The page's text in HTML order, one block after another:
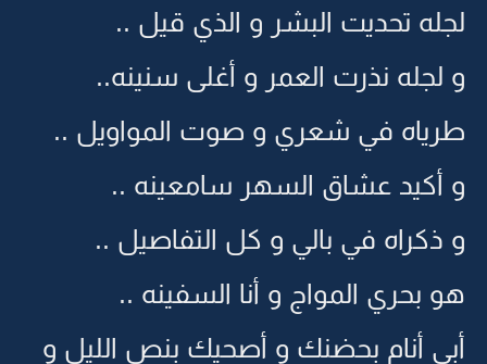
لجله تحديت البشر و الذي قيل ..
و لجله نذرت العمر و أغلى سنينه..
طرياه في شعري و صوت المواويل ..
و أكيد عشاق السهر سامعينه ..
و ذكراه في بالي و كل التفاصيل ..
هو بحري المواج و أنا السفينه ..
أبي أنام بحضنك و أصحيك بنص الليل و